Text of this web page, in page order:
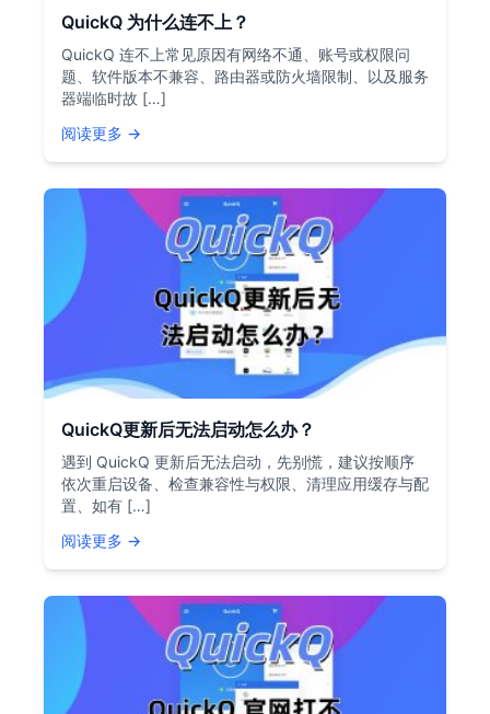
QuickQ 为什么连不上？
QuickQ 连不上常见原因有网络不通、账号或权限问
题、软件版本不兼容、路由器或防火墙限制、以及服务
器端临时故 […]
阅读更多 →
QuickQ更新后无法启动怎么办？
遇到 QuickQ 更新后无法启动，先别慌，建议按顺序
依次重启设备、检查兼容性与权限、清理应用缓存与配
置、如有 […]
阅读更多 →